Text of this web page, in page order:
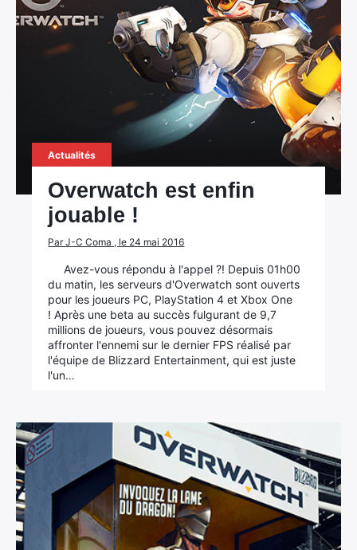
Actualités
Overwatch est enfin
jouable !
Par J-C Coma , le 24 mai 2016
Avez-vous répondu à l'appel ?! Depuis 01h00
du matin, les serveurs d'Overwatch sont ouverts
pour les joueurs PC, PlayStation 4 et Xbox One
! Après une beta au succès fulgurant de 9,7
millions de joueurs, vous pouvez désormais
affronter l'ennemi sur le dernier FPS réalisé par
l'équipe de Blizzard Entertainment, qui est juste
l'un…